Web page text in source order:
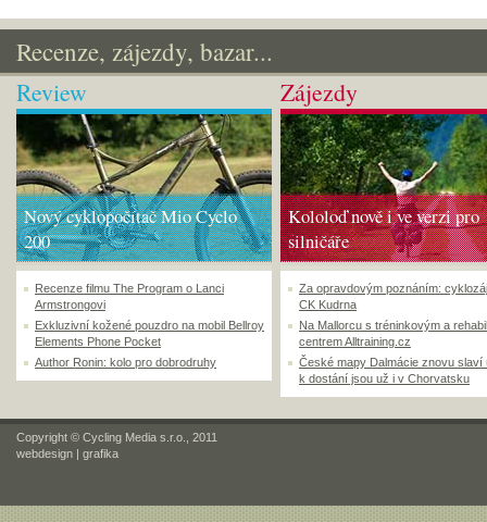
Recenze, zájezdy, bazar...
Review
Nový cyklopočítač Mio Cyclo
200
Recenze filmu The Program o Lanci
Armstrongovi
Exkluzivní kožené pouzdro na mobil Bellroy
Elements Phone Pocket
Author Ronin: kolo pro dobrodruhy
Zájezdy
Kololoď nově i ve verzi pro
silničáře
Za opravdovým poznáním:
CK Kudrna
Na Mallorcu s tréninkovým a
centrem Alltraining.cz
České mapy Dalmácie znovu slaví
k dostání jsou už i v Chorvatsku
Copyright © Cycling Media s.r.o., 2011
webdesign | grafika